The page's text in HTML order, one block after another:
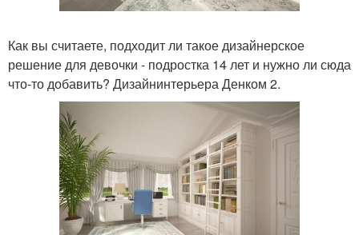
Как вы считаете, подходит ли такое дизайнерское
решение для девочки - подростка 14 лет и нужно ли сюда
что-то добавить? Дизайнинтерьера Денком 2.